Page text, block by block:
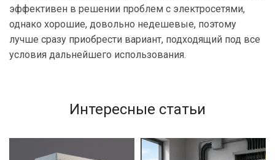
эффективен в решении проблем с электросетями,
однако хорошие, довольно недешевые, поэтому
лучше сразу приобрести вариант, подходящий под все
условия дальнейшего использования.
Интересные статьи